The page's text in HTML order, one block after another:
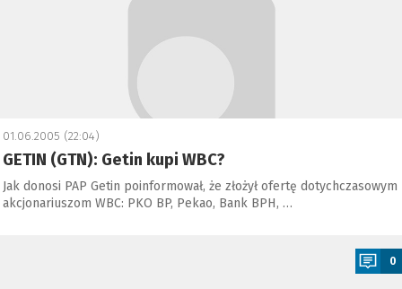
01.06.2005 (22:04)
GETIN (GTN): Getin kupi WBC?
Jak donosi PAP Getin poinformował, że złożył ofertę dotychczasowym
akcjonariuszom WBC: PKO BP, Pekao, Bank BPH, …
0